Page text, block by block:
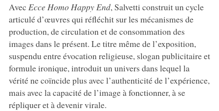
Avec Ecce Homo Happy End, Salvetti construit un cycle
articulé d’œuvres qui réfléchit sur les mécanismes de
production, de circulation et de consommation des
images dans le présent. Le titre même de l’exposition,
suspendu entre évocation religieuse, slogan publicitaire et
formule ironique, introduit un univers dans lequel la
vérité ne coïncide plus avec l’authenticité de l’expérience,
mais avec la capacité de l’image à fonctionner, à se
répliquer et à devenir virale.